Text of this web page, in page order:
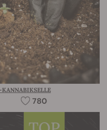
KANNABIKSELLE
780